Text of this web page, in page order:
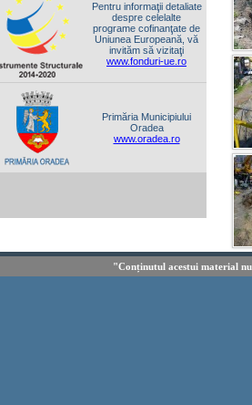
Pentru informaţii detaliate
despre celelalte
programe cofinanţate de
Uniunea Europeană, vă
invităm să vizitaţi
www.fonduri-ue.ro
Primăria Municipiului
Oradea
www.oradea.ro
"Conținutul acestui material